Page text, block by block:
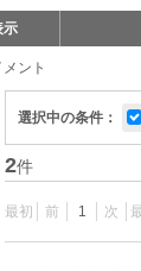
示
ント
選択中の条件：
2件
最初 前 1 次